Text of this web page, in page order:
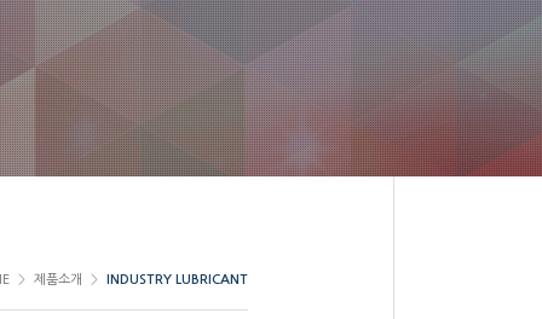
제품소개 INDUSTRY LUBRICANT